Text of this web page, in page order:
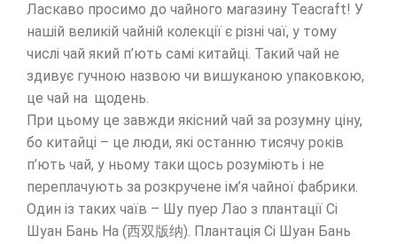
Ласкаво просимо до чайного магазину Teacraft! У
нашій великій чайній колекції є різні чаї, у тому
числі чай який п’ють самі китайці. Такий чай не
здивує гучною назвою чи вишуканою упаковкою,
це чай на щодень.
При цьому це завжди якісний чай за розумну ціну,
бо китайці – це люди, які останню тисячу років
п’ють чай, у ньому таки щось розуміють і не
переплачують за розкручене ім’я чайної фабрики.
Один із таких чаїв – Шу пуер Лао з плантації Сі
Шуан Бань На (西双版纳). Плантація Сі Шуан Бань